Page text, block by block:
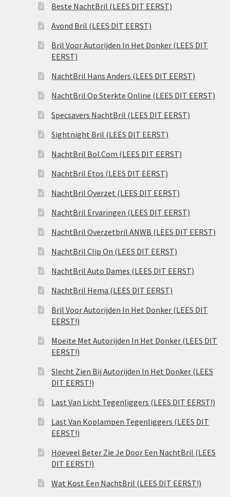
Beste NachtBril (LEES DIT EERST)
Avond Bril (LEES DIT EERST)
Bril Voor Autorijden In Het Donker (LEES DIT
EERST)
NachtBril Hans Anders (LEES DIT EERST)
NachtBril Op Sterkte Online (LEES DIT EERST)
Specsavers NachtBril (LEES DIT EERST)
Sightnight Bril (LEES DIT EERST)
NachtBril Bol.Com (LEES DIT EERST)
NachtBril Etos (LEES DIT EERST)
NachtBril Overzet (LEES DIT EERST)
NachtBril Ervaringen (LEES DIT EERST)
NachtBril Overzetbril ANWB (LEES DIT EERST)
NachtBril Clip On (LEES DIT EERST)
NachtBril Auto Dames (LEES DIT EERST)
NachtBril Hema (LEES DIT EERST)
Bril Voor Autorijden In Het Donker (LEES DIT
EERST!)
Moeite Met Autorijden In Het Donker (LEES DIT
EERST!)
Slecht Zien Bij Autorijden In Het Donker (LEES
DIT EERST!)
Last Van Licht Tegenliggers (LEES DIT EERST!)
Last Van Koplampen Tegenliggers (LEES DIT
EERST!)
Hoeveel Beter Zie Je Door Een NachtBril (LEES
DIT EERST!)
Wat Kost Een NachtBril (LEES DIT EERST!)